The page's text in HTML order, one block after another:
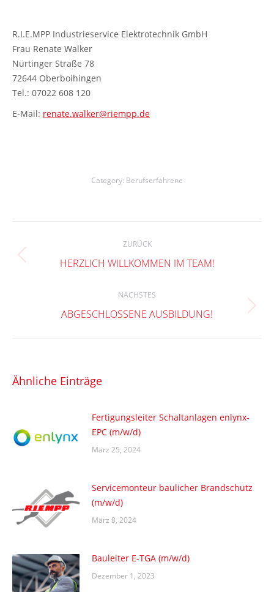
R.I.E.MPP Industrieservice Elektrotechnik GmbH
Frau Renate Walker
Nürtinger Straße 78
72644 Oberboihingen
Tel.: 07022 608 120
E-Mail: renate.walker@riempp.de
Category: Berufserfahrene
ZURÜCK
Vorheriger
HERZLICH WILLKOMMEN IM TEAM!
NÄCHSTES
Nächster
ABGESCHLOSSENE AUSBILDUNG!
Ähnliche Einträge
Fertigungsleiter Schaltanlagen enlynx-
EPC (m/w/d)
März 25, 2024
Servicemonteur baulicher Brandschutz
(m/w/d)
März 8, 2024
Bauleiter E-TGA (m/w/d)
Dezember 1, 2023